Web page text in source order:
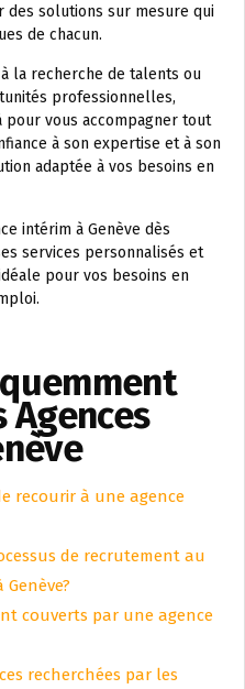
solutions sur mesure qui
de chacun.
la recherche de talents ou
professionnelles,
pour vous accompagner tout
à son expertise et à son
adaptée à vos besoins en
intérim à Genève dès
services personnalisés et
pour vos besoins en
Agences
recourir à une agence
de recrutement au
couverts par une agence
recherchées par les